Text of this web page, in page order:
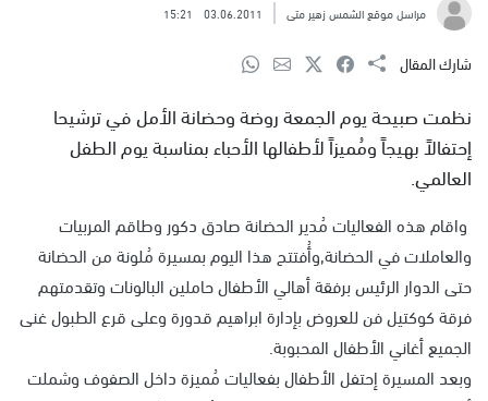
مراسل موقع الشمس زهير متى 03.06.2011
15:21
شارك المقال
نظمت صبيحة يوم الجمعة روضة وحضانة الأمل في ترشيحا
إحتفالاً بهيجاً ومُميزاً لأطفالها الأحباء بمناسبة يوم الطفل
العالمي.
واقام هذه الفعاليات مُدير الحضانة صادق دكور وطاقم المربيات
والعاملات في الحضانة,وأُفتتح هذا اليوم بمسيرة مُلونة من الحضانة
حتى الدوار الرئيس برفقة أهالي الأطفال حاملين البالونات وتقدمتهم
فرقة كوكتيل فن للعروض بإدارة ابراهيم قدورة وعلى قرع الطبول غنى
الجميع أغاني الأطفال المحبوبة.
وبعد المسيرة إحتفل الأطفال بفعاليات مُميزة داخل الصفوف وشملت